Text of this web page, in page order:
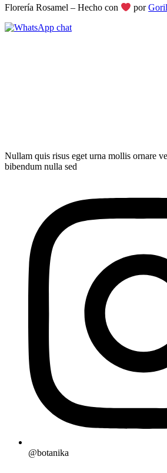
Florería Rosamel – Hecho con por
Nullam quis risus eget urna mollis ornare
bibendum nulla sed
@botanika